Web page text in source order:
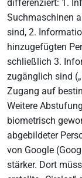
differenziert: 1.
Suchmaschinen
sind, 2.
hinzugefügten
schließlich 3.
zugänglich sind
Zugang auf
Weitere
biometrisch
abgebildeter
von Google
stärker. Dort